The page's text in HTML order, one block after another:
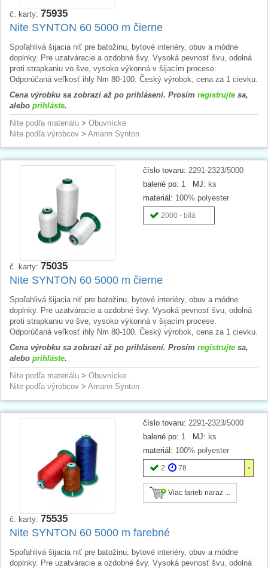
č. karty: 75935
Nite SYNTON 60 5000 m čierne
Spoľahlivá šijacia niť pre batožinu, bytové interiéry, obuv a módne
doplnky. Pre uzatváracie a ozdobné švy. Vysoká pevnosť švu, odolná
proti strapkaniu vo šve, vysoko výkonná v šijacím procese.
Odporúčaná veľkosť ihly Nm 80-100. Český výrobok, cena za 1 cievku.
Cena výrobku sa zobrazí až po prihlásení. Prosím registrujte sa,
alebo prihláste.
Nite podľa materiálu > Obuvnícke
Nite podľa výrobcov > Amann Synton
číslo tovaru: 2291-2323/5000
balené po: 1 MJ: ks
materiál: 100% polyester
2000 - bílá
č. karty: 75035
Nite SYNTON 60 5000 m čierne
Spoľahlivá šijacia niť pre batožinu, bytové interiéry, obuv a módne
doplnky. Pre uzatváracie a ozdobné švy. Vysoká pevnosť švu, odolná
proti strapkaniu vo šve, vysoko výkonná v šijacím procese.
Odporúčaná veľkosť ihly Nm 80-100. Český výrobok, cena za 1 cievku.
Cena výrobku sa zobrazí až po prihlásení. Prosím registrujte sa,
alebo prihláste.
Nite podľa materiálu > Obuvnícke
Nite podľa výrobcov > Amann Synton
číslo tovaru: 2291-2323/5000
balené po: 1 MJ: ks
materiál: 100% polyester
2 78
Viac farieb naraz ...
č. karty: 75535
Nite SYNTON 60 5000 m farebné
Spoľahlivá šijacia niť pre batožinu, bytové interiéry, obuv a módne
doplnky. Pre uzatváracie a ozdobné švy. Vysoká pevnosť švu, odolná